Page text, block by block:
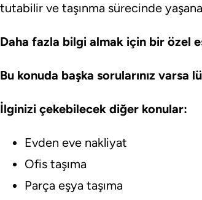
tutabilir ve taşınma sürecinde
Daha fazla bilgi almak için bir özel
Bu konuda başka sorularınız varsa
İlginizi çekebilecek diğer konular:
Evden eve nakliyat
Ofis taşıma
Parça eşya taşıma